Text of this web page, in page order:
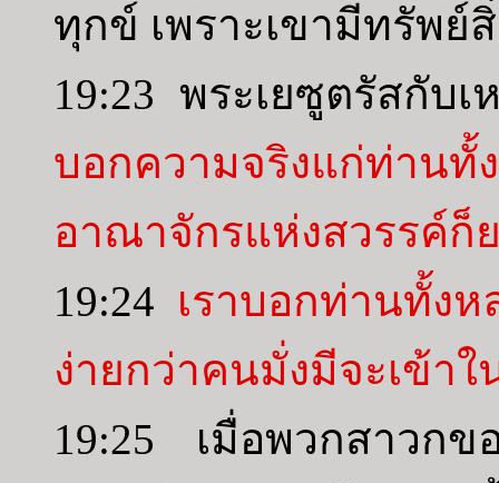
ทุกข์ เพราะเขามีทรัพย์
19:23 พระเยซูตรัสกับ
บอกความจริงแก่ท่าน
อาณาจักรแห่งสวรรค์ก็
19:24 เราบอกท่านทั้ง
ง่ายกว่าคนมั่งมีจะเข้า
19:25 เมื่อพวกสาวกข